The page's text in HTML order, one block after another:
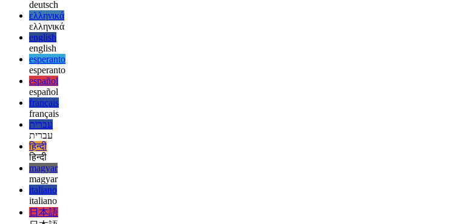
العربية
deutsch
deutsch
ελληνικά
ελληνικά
english
english
esperanto
esperanto
español
español
français
français
עברית
עברית
हिन्दी
हिन्दी
magyar
magyar
italiano